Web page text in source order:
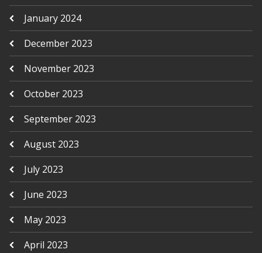
January 2024
December 2023
November 2023
October 2023
September 2023
August 2023
July 2023
June 2023
May 2023
April 2023